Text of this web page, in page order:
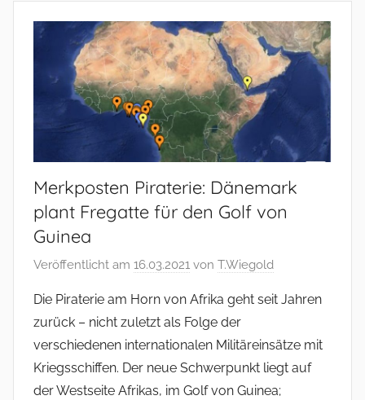
Merkposten Piraterie: Dänemark
plant Fregatte für den Golf von
Guinea
Veröffentlicht am 16.03.2021 von T.Wiegold
Die Piraterie am Horn von Afrika geht seit Jahren
zurück – nicht zuletzt als Folge der
verschiedenen internationalen Militäreinsätze mit
Kriegsschiffen. Der neue Schwerpunkt liegt auf
der Westseite Afrikas, im Golf von Guinea;